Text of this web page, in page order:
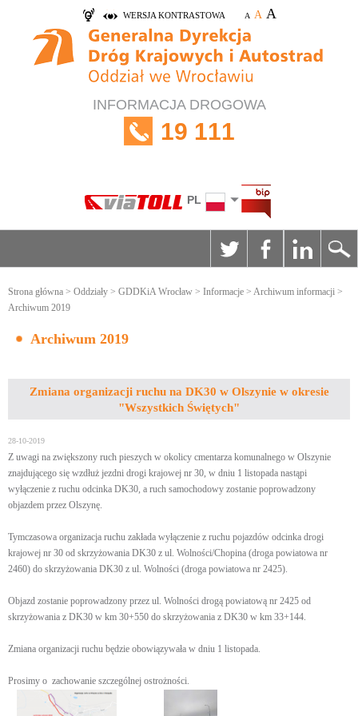
WERSJA KONTRASTOWA A A A
INFORMACJA DROGOWA
19 111
PL
Strona główna > Oddziały > GDDKiA Wrocław > Informacje > Archiwum informacji >
Archiwum 2019
Archiwum 2019
Zmiana organizacji ruchu na DK30 w Olszynie w okresie
"Wszystkich Świętych"
28-10-2019
Z uwagi na zwiększony ruch pieszych w okolicy cmentarza komunalnego w Olszynie
znajdującego się wzdłuż jezdni drogi krajowej nr 30, w dniu 1 listopada nastąpi
wyłączenie z ruchu odcinka DK30, a ruch samochodowy zostanie poprowadzony
objazdem przez Olszynę.
Tymczasowa organizacja ruchu zakłada wyłączenie z ruchu pojazdów odcinka drogi
krajowej nr 30 od skrzyżowania DK30 z ul. Wolności/Chopina (droga powiatowa nr
2460) do skrzyżowania DK30 z ul. Wolności (droga powiatowa nr 2425).
Objazd zostanie poprowadzony przez ul. Wolności drogą powiatową nr 2425 od
skrzyżowania z DK30 w km 30+550 do skrzyżowania z DK30 w km 33+144.
Zmiana organizacji ruchu będzie obowiązywała w dniu 1 listopada.
Prosimy o zachowanie szczególnej ostrożności.